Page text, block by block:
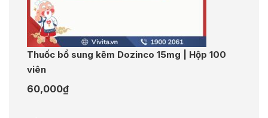
Thuốc bổ sung kẽm Dozinco 15mg | Hộp 100
viên
60,000₫